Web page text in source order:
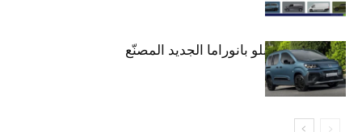
فيات تطلق دوبلو بانوراما الجديد المصنّع
في الجزائر